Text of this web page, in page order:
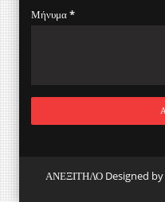
Μήνυμα*
ΑΝΕΞΙΤΗΛΟ Designed by